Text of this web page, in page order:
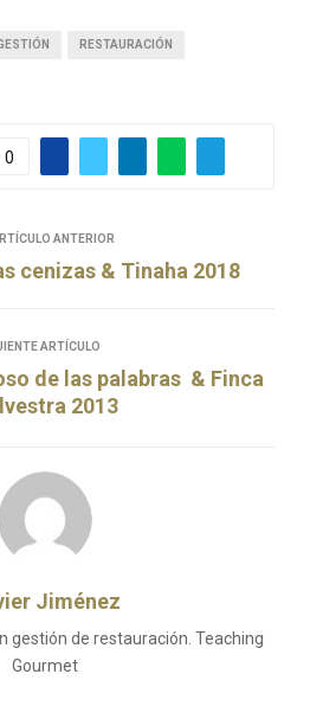
RESTAURACIÓN
0
ANTERIOR
cenizas & Tinaha 2018
ARTÍCULO
de las palabras & Finca
2013
Jiménez
gestión de restauración. Teaching
Gourmet